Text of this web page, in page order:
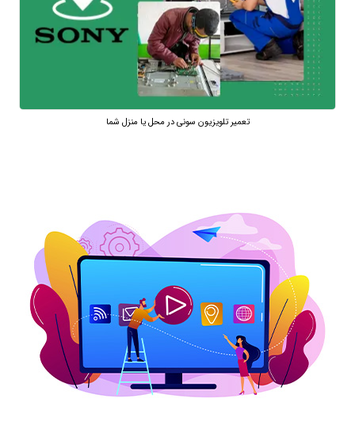
تعمیر تلویزیون سونی در محل یا منزل شما